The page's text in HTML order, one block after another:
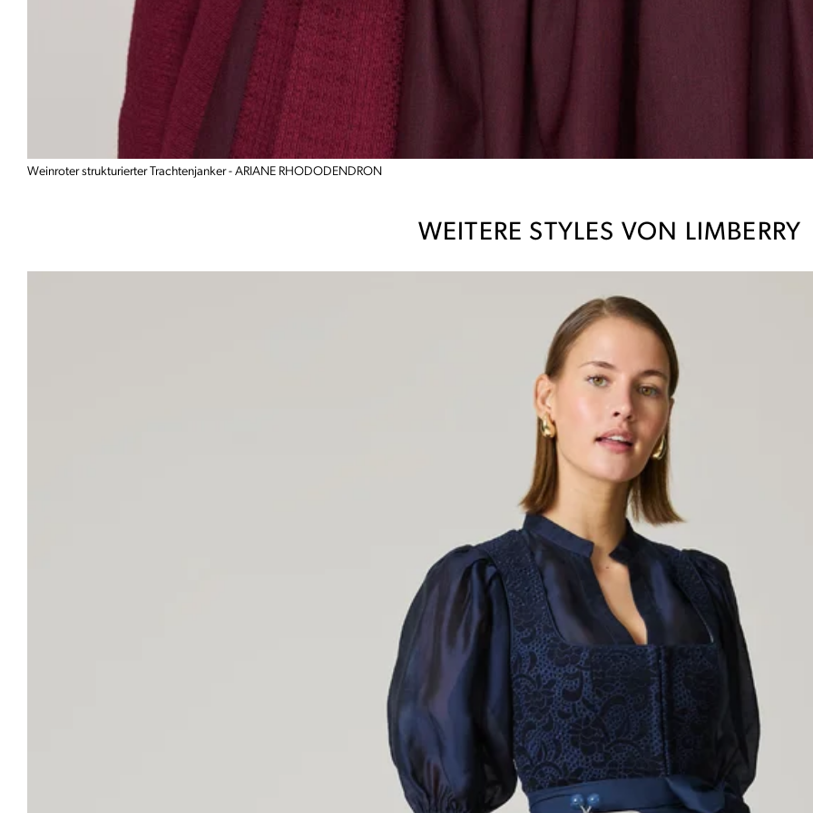
Weinroter strukturierter Trachtenjanker - ARIANE RHODODENDRON
WEITERE STYLES VON LIMBERRY